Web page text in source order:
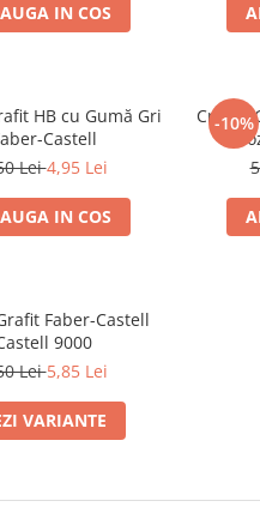
IN COS
HB cu Gumă Gri
Castell
Lei4,95 Lei
IN COS
-10%
Creion
Faber-Castell
9000
Lei5,85 Lei
VARIANTE